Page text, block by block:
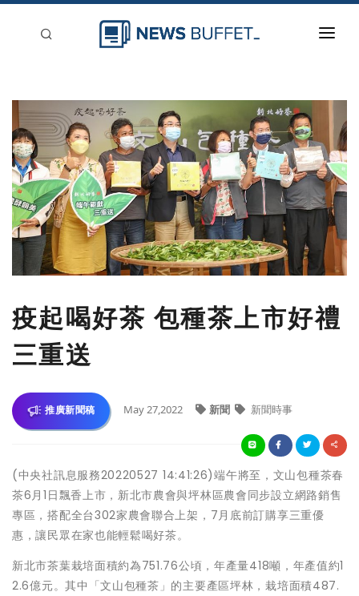
新聞稿分類
登入
刊登
疫起喝好茶 包種茶上市好禮
三重送
推廣新聞稿 May 27,2022 新聞 新聞時事
(中央社訊息服務20220527 14:41:26)端午將至，文山包種茶春
茶6月1日飄香上市，新北市農會與坪林區農會同步設立網路銷售
專區，搭配全台302家農會聯合上架，7月底前訂購享三重優
惠，讓民眾在家也能輕鬆喝好茶。
新北市茶葉栽培面積約為751.76公頃，年產量418噸，年產值約1
2.6億元。其中「文山包種茶」的主要產區坪林，栽培面積487.